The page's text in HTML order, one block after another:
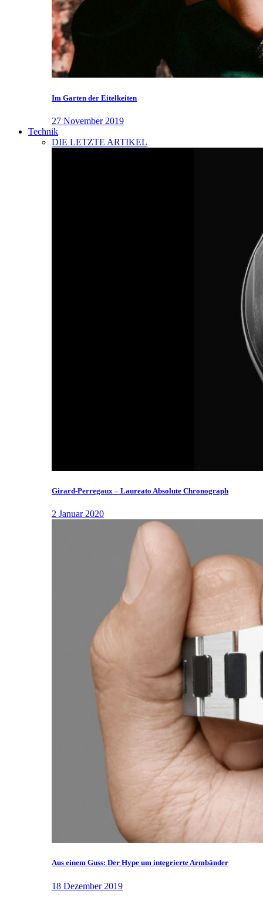
Im Garten der Eitelkeiten
27 November 2019
Technik
DIE LETZTE ARTIKEL
Girard-Perregaux – Laureato Absolute Chronograph
2 Januar 2020
Aus einem Guss: Der Hype um integrierte Armbänder
18 Dezember 2019